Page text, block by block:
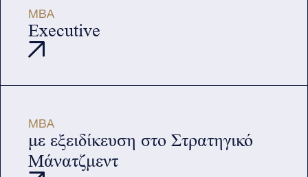
MBA
Executive
MBA
με εξειδίκευση στο Στρατηγικό
Μάνατζμεντ